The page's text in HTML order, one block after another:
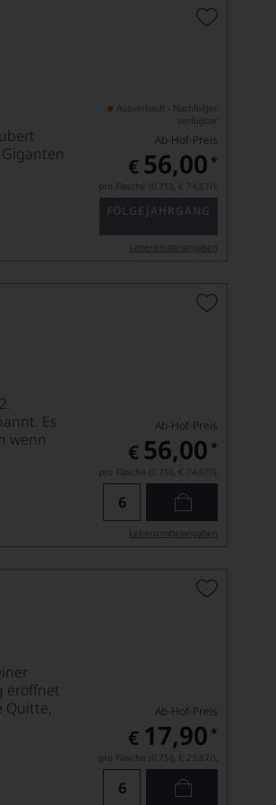
Ausverkauft - Nachfolger
verfügbar
Ab-Hof-Preis
€ 56,00 *
pro Flasche (0.75l), € 74,67/L
FOLGEJAHRGANG
Lebensmittel­angaben
Es
wenn
Ab-Hof-Preis
€ 56,00 *
pro Flasche (0.75l), € 74,67/L
Lebensmittel­angaben
eröffnet
Quitte,
Ab-Hof-Preis
€ 17,90 *
pro Flasche (0.75l), € 23,87/L